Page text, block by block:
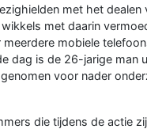
met het dealen
met daarin
mobiele
dag is de 26-jarige man
voor nader
die tijdens de actie